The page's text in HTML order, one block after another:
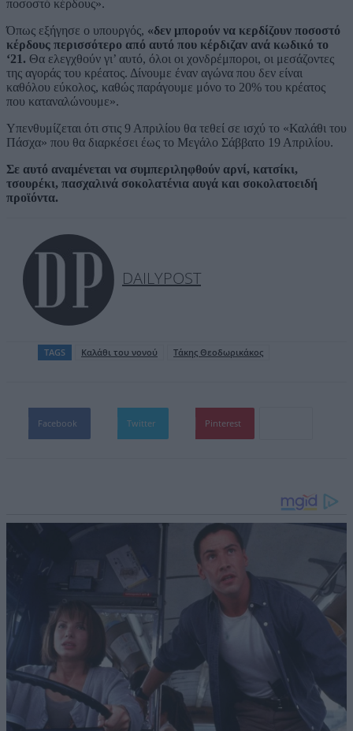
ποσοστό κέρδους».
Όπως εξήγησε ο υπουργός, «δεν μπορούν να κερδίζουν ποσοστό
κέρδους περισσότερο από αυτό που κέρδιζαν ανά κωδικό το
‘21. Θα ελεγχθούν γι’ αυτό, όλοι οι χονδρέμποροι, οι μεσάζοντες
της αγοράς του κρέατος. Δίνουμε έναν αγώνα που δεν είναι
καθόλου εύκολος, καθώς παράγουμε μόνο το 20% του κρέατος
που καταναλώνουμε».
Υπενθυμίζεται ότι στις 9 Απριλίου θα τεθεί σε ισχύ το «Καλάθι του
Πάσχα» που θα διαρκέσει έως το Μεγάλο Σάββατο 19 Απριλίου.
Σε αυτό αναμένεται να συμπεριληφθούν αρνί, κατσίκι,
τσουρέκι, πασχαλινά σοκολατένια αυγά και σοκολατοειδή
προϊόντα.
DAILYPOST
TAGS Καλάθι του νονού Τάκης Θεοδωρικάκος
Facebook Twitter Pinterest